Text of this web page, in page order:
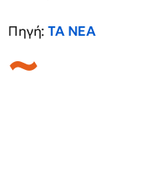
Πηγή:ΤΑ ΝΕΑ